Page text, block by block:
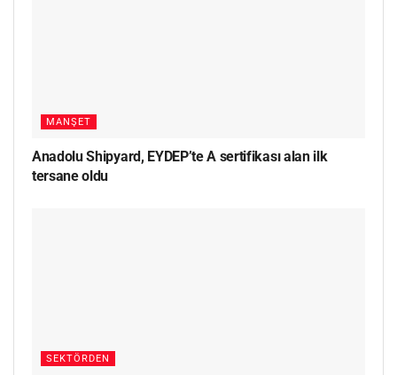
MANŞET
Anadolu Shipyard, EYDEP’te A sertifikası alan ilk
tersane oldu
SEKTÖRDEN